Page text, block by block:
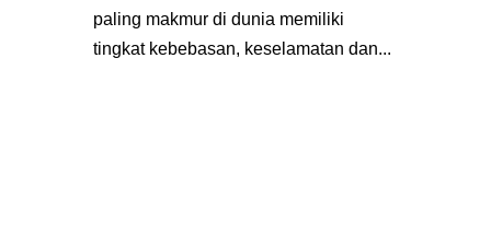
paling makmur di dunia memiliki
tingkat kebebasan, keselamatan dan...